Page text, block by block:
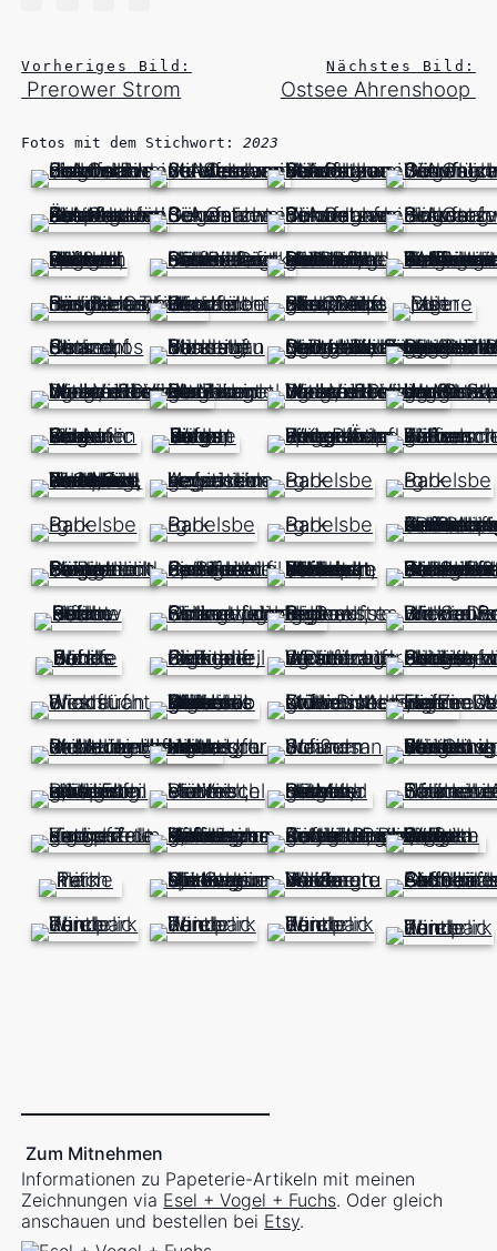
Vorheriges Bild:
Prerower Strom
Nächstes Bild:
Ostsee Ahrenshoop
Fotos mit dem Stichwort:2023
Zum Mitnehmen
Informationen zu Papeterie-Artikeln mit meinen
Zeichnungen via Esel + Vogel + Fuchs. Oder gleich
anschauen und bestellen bei Etsy.